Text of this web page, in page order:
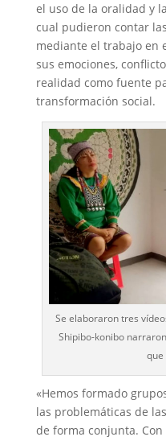
el uso de la oralidad y
cual pudieron contar
mediante el trabajo en
sus emociones,
realidad como fuente
transformación social.
Se elaboraron tres
Shipibo-konibo
«Hemos formado
las problemáticas de
de forma conjunta.